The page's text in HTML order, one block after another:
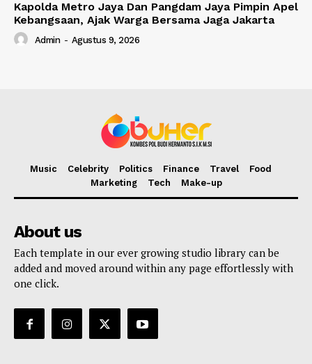
Kapolda Metro Jaya Dan Pangdam Jaya Pimpin Apel
Kebangsaan, Ajak Warga Bersama Jaga Jakarta
Admin - Agustus 9, 2026
Music Celebrity Politics Finance Travel
Food
Marketing
Tech Make-up
About us
Each template in our ever growing studio library can be
added and moved around within any page effortlessly with
one click.